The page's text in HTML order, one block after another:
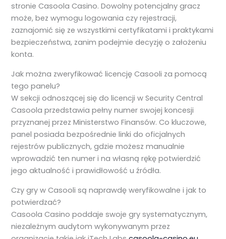
stronie Casoola Casino. Dowolny potencjalny gracz
może, bez wymogu logowania czy rejestracji,
zaznajomić się ze wszystkimi certyfikatami i praktykami
bezpieczeństwa, zanim podejmie decyzję o założeniu
konta.
Jak można zweryfikować licencję Casooli za pomocą
tego panelu?
W sekcji odnoszącej się do licencji w Security Central
Casoola przedstawia pełny numer swojej koncesji
przyznanej przez Ministerstwo Finansów. Co kluczowe,
panel posiada bezpośrednie linki do oficjalnych
rejestrów publicznych, gdzie możesz manualnie
wprowadzić ten numer i na własną rękę potwierdzić
jego aktualność i prawidłowość u źródła.
Czy gry w Casooli są naprawdę weryfikowalne i jak to
potwierdzać?
Casoola Casino poddaje swoje gry systematycznym,
niezależnym audytom wykonywanym przez